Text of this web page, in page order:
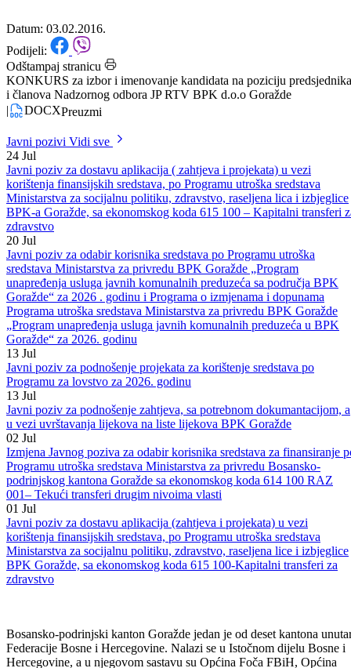
d.o.o Goražde
Datum: 03.02.2016.
Podijeli:
Odštampaj stranicu
i članova Nadzornog odbora JP RTV BPK d.o.o Goražde
|
DOCX
Javni poziviVidi sve
24 Jul
Javni poziv za dostavu aplikacija ( zahtjeva i projekata) u vezi
korištenja finansijskih sredstava, po Programu utroška sredstava
Ministarstva za socijalnu politiku, zdravstvo, raseljena lica i izbjeglice
BPK-a Goražde, sa ekonomskog koda 615 100 – Kapitalni transferi
zdravstvo
20 Jul
Javni poziv za odabir korisnika sredstava po Programu utroška
sredstava Ministarstva za privredu BPK Goražde „Program
unapređenja usluga javnih komunalnih preduzeća sa područja BPK
Goražde“ za 2026 . godinu i Programa o izmjenama i dopunama
Programa utroška sredstava Ministarstva za privredu BPK Goražde
„Program unapređenja usluga javnih komunalnih preduzeća u BPK
Goražde“ za 2026. godinu
13 Jul
Javni poziv za podnošenje projekata za korištenje sredstava po
Programu za lovstvo za 2026. godinu
13 Jul
Javni poziv za podnošenje zahtjeva, sa potrebnom dokumantacijom, a
u vezi uvrštavanja lijekova na liste lijekova BPK Goražde
02 Jul
Izmjena Javnog poziva za odabir korisnika sredstava za finansiranje
Programu utroška sredstava Ministarstva za privredu Bosansko-
podrinjskog kantona Goražde sa ekonomskog koda 614 100 RAZ
001– Tekući transferi drugim nivoima vlasti
01 Jul
Javni poziv za dostavu aplikacija (zahtjeva i projekata) u vezi
korištenja finansijskih sredstava, po Programu utroška sredstava